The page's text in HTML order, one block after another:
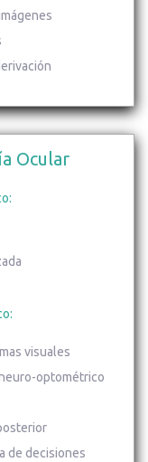
Ocular
visuales
optométrico
de decisiones